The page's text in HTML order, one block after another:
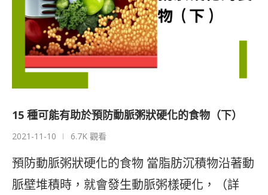
15 種可能有助於預防動脈粥狀硬化的食物（下）
2021-11-10 6.7K 觀看
預防動脈粥狀硬化的食物 當脂肪沉積物沿著動
脈壁堆積時，就會發生動脈粥樣硬化，（詳